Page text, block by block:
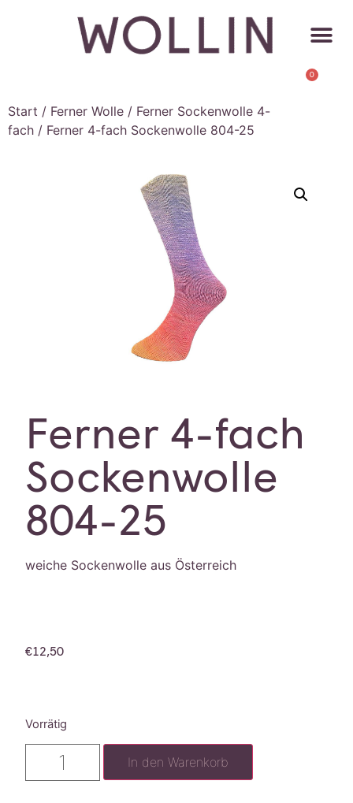
0
Start / Ferner Wolle / Ferner Sockenwolle 4-
fach / Ferner 4-fach Sockenwolle 804-25
Ferner 4-fach
Sockenwolle
804-25
weiche Sockenwolle aus Österreich
€12,50
Vorrätig
In den Warenkorb